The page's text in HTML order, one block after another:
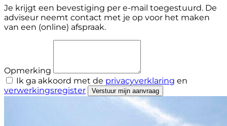
Je krijgt een bevestiging per e-mail toegestuurd. De
adviseur neemt contact met je op voor het maken
van een (online) afspraak.
Opmerking
Ik ga akkoord met de privacyverklaring en
verwerkingsregister
Verstuur mijn aanvraag